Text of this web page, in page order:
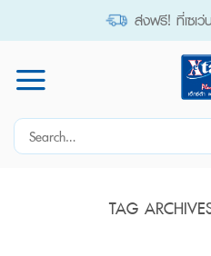
ส่งฟรี! ที่เซเว่
Search
TAG